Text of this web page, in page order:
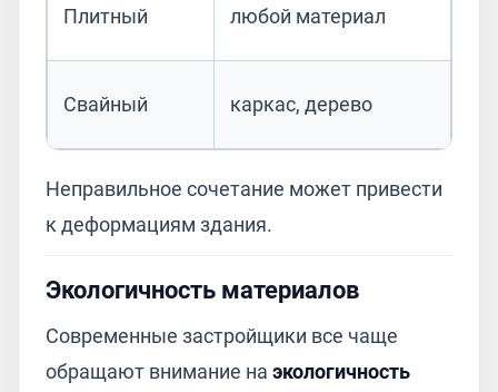
Плитный любой материал
Свайный каркас, дерево
Неправильное сочетание может привести
к деформациям здания.
Экологичность материалов
Современные застройщики все чаще
обращают внимание на экологичность